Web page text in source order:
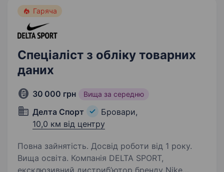
Гаряча
Спеціаліст з обліку товарних
даних
30 000 грн Вища за середню
Делта Спорт
Бровари,
10,0 км від центру
Повна зайнятість. Досвід роботи від 1 року.
Вища освіта. Компанія DELTA SPORT,
ексклюзивний дистриб’ютор бренду Nike